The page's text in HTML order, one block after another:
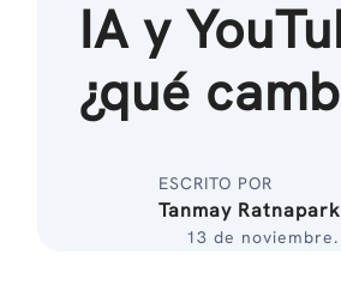
IA y
¿qué
ESCRITO POR
Tanmay
13 de noviembre.